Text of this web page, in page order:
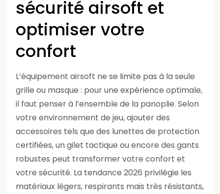
sécurité airsoft et
optimiser votre
confort
L’équipement airsoft ne se limite pas à la seule
grille ou masque : pour une expérience optimale,
il faut penser à l’ensemble de la panoplie. Selon
votre environnement de jeu, ajouter des
accessoires tels que des lunettes de protection
certifiées, un gilet tactique ou encore des gants
robustes peut transformer votre confort et
votre sécurité. La tendance 2026 privilégie les
matériaux légers, respirants mais très résistants,